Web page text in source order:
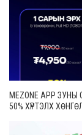
MEZONE APP
50% ХҮРТЭЛХ